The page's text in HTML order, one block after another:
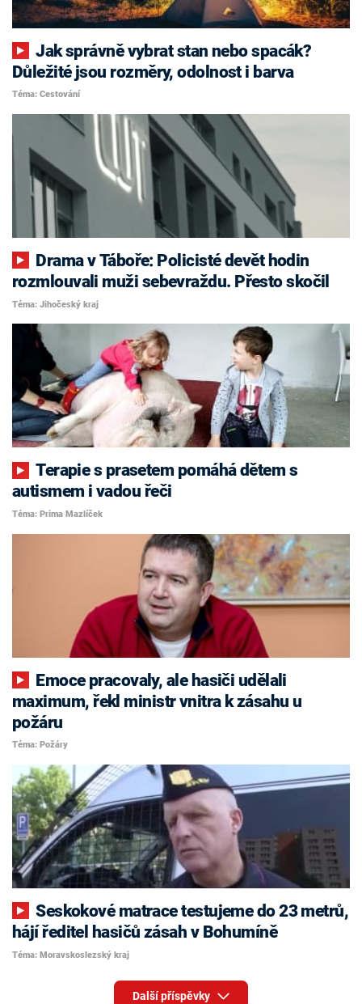
Jak správně vybrat stan nebo spacák?
Důležité jsou rozměry, odolnost i barva
Téma: Cestování
rozmlouvali muži sebevraždu. Přesto skočil
Téma: Jihočeský kraj
Terapie s prasetem pomáhá dětem s
autismem i vadou řeči
Téma: Prima Mazlíček
maximum, řekl ministr vnitra k zásahu u
požáru
Téma: Požáry
Seskokové matrace testujeme do 23 metrů,
hájí ředitel hasičů zásah v Bohumíně
Téma: Moravskoslezský kraj
Další příspěvky